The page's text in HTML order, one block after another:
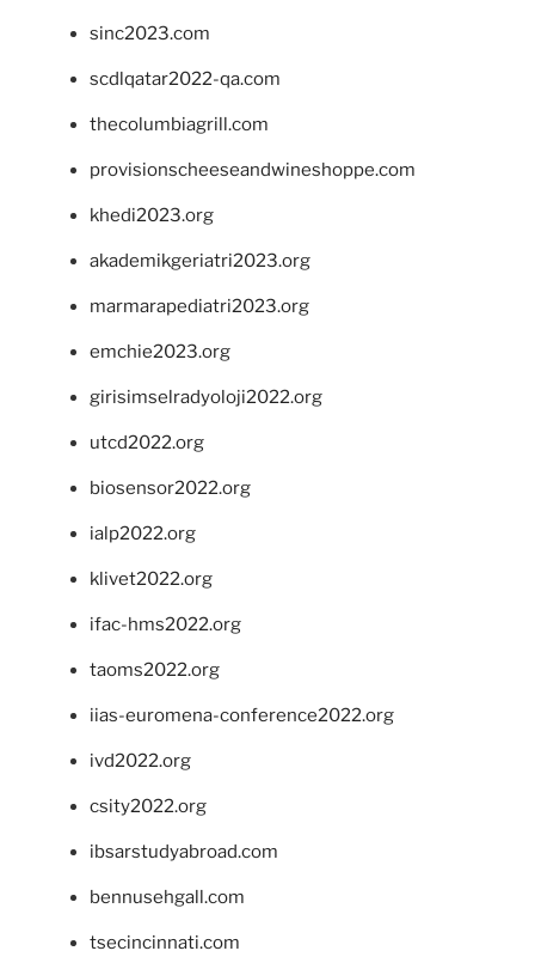
sinc2023.com
scdlqatar2022-qa.com
thecolumbiagrill.com
provisionscheeseandwineshoppe.com
khedi2023.org
akademikgeriatri2023.org
marmarapediatri2023.org
emchie2023.org
girisimselradyoloji2022.org
utcd2022.org
biosensor2022.org
ialp2022.org
klivet2022.org
ifac-hms2022.org
taoms2022.org
iias-euromena-conference2022.org
ivd2022.org
csity2022.org
ibsarstudyabroad.com
bennusehgall.com
tsecincinnati.com